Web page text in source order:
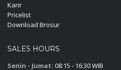
Karir
Pricelist
Download Brosur
SALES HOURS
Senin - Jumat: 08:15 - 16:30 WIB